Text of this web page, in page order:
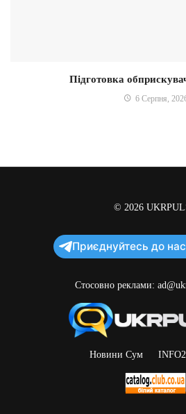
Підготовка
6 Серпня,
© 2026
Приєднуйтесь до
Стосовно реклами:
Новини Сум